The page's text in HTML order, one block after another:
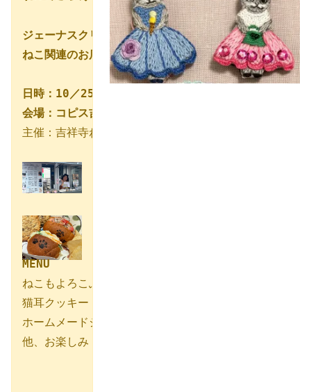
ジェーナスクリエイションは物販ブースとキッチンカー
ねこ関連のお店が一堂に集まる会場にぜひ遊びにきてく
日時：10／25（土）、10／26（日）11：00〜18：00
会場：コピス吉祥寺 A館 ３F GREENING 広場（武蔵
主催：吉祥寺ねこ祭り実行委員会入場無料　雨天決行（
MENU
ねこもよろこぶ鯖サンド
猫耳クッキー
ホームメードジンジャーエールとソーダ
他、お楽しみ